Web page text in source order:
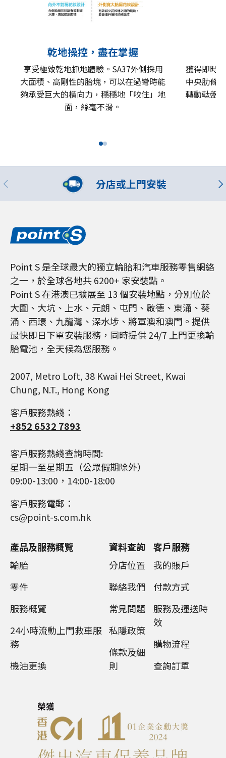
乾地操控，盡在掌握
享受極致乾地抓地體驗。SA37外側採用
大面積、高剛性的胎塊，可以在過彎時能
夠承受巨大的橫向力，穩穩地「咬住」地
面，絲毫不滑。
獲得即時
中央肋條
轉動軚盤
分店或上門安裝
Point S 是全球最大的獨立輪胎和汽車服務零售網絡
之一，於全球各地共 6200+ 家安裝點。
Point S 在港澳已擴展至 13 個安裝地點，分別位於
大圍、大坑、上水、元朗、屯門、啟德、東涌、葵
涌、西環、九龍灣、深水埗、將軍澳和澳門。提供
最快即日下單安裝服務，同時提供 24/7 上門更換輪
胎電池，全天候為您服務。
2007, Metro Loft, 38 Kwai Hei Street, Kwai
Chung, N.T., Hong Kong
客戶服務熱綫：
+852 6532 7893
客戶服務熱綫查詢時間:
星期一至星期五（公眾假期除外）
09:00-13:00，14:00-18:00
客戶服務電郵：
cs@point-s.com.hk
產品及服務概覽
輪胎
零件
服務概覽
24小時流動上門救車服
務
機油更換
資料查詢
分店位置
聯絡我們
常見問題
私隱政策
條款及細
則
客戶服務
我的賬戶
付款方式
服務及運送時
效
購物流程
查詢訂單